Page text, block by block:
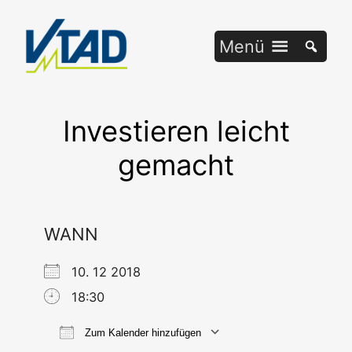
springen
Menü
Investieren leicht
gemacht
WANN
10. 12 2018
18:30
Zum Kalender hinzufügen